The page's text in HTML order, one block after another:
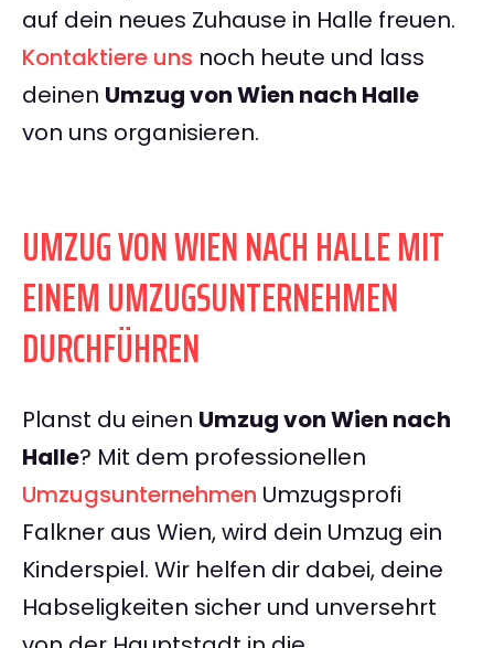
auf dein neues Zuhause in Halle freuen.
Kontaktiere uns noch heute und lass
deinen Umzug von Wien nach Halle
von uns organisieren.
UMZUG VON WIEN NACH HALLE MIT
EINEM UMZUGSUNTERNEHMEN
DURCHFÜHREN
Planst du einen Umzug von Wien nach
Halle? Mit dem professionellen
Umzugsunternehmen Umzugsprofi
Falkner aus Wien, wird dein Umzug ein
Kinderspiel. Wir helfen dir dabei, deine
Habseligkeiten sicher und unversehrt